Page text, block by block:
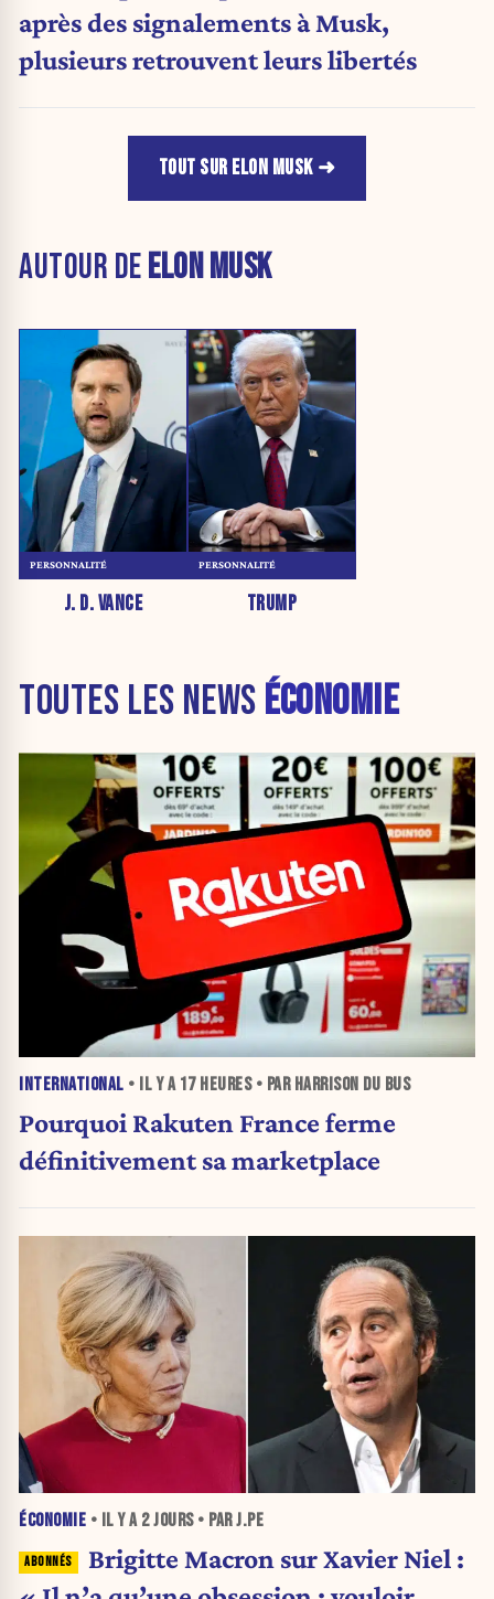
après des signalements à Musk,
plusieurs retrouvent leurs libertés
TOUT SUR ELON MUSK
AUTOUR DEELON MUSK
J. D. VANCE
PERSONNALITÉ
TRUMP
PERSONNALITÉ
TOUTES LES NEWS ÉCONOMIE
INTERNATIONAL • IL Y A 17 HEURES• PAR HARRISON DU BUS
Pourquoi Rakuten France ferme
définitivement sa marketplace
ÉCONOMIE • IL Y A 2 JOURS• PAR J.PE
Brigitte Macron sur Xavier Niel :